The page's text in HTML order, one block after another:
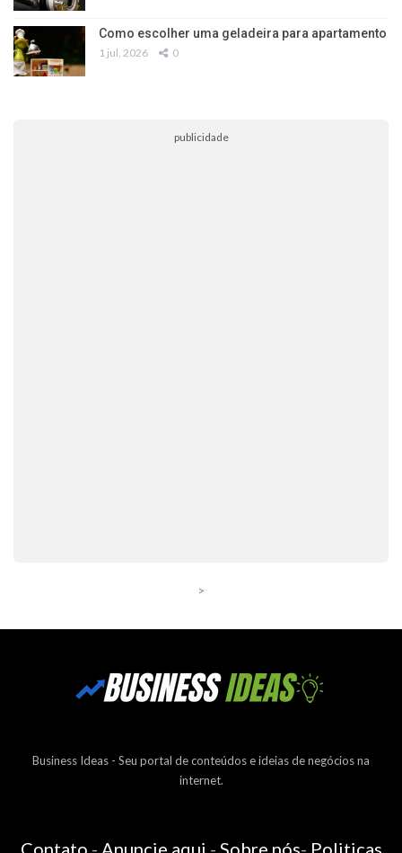
Como escolher uma geladeira para apartamento
1 jul, 2026 0
publicidade
>
Business Ideas - Seu portal de conteúdos e ideias de negócios na
internet.
Contato - Anuncie aqui - Sobre nós- Politicas